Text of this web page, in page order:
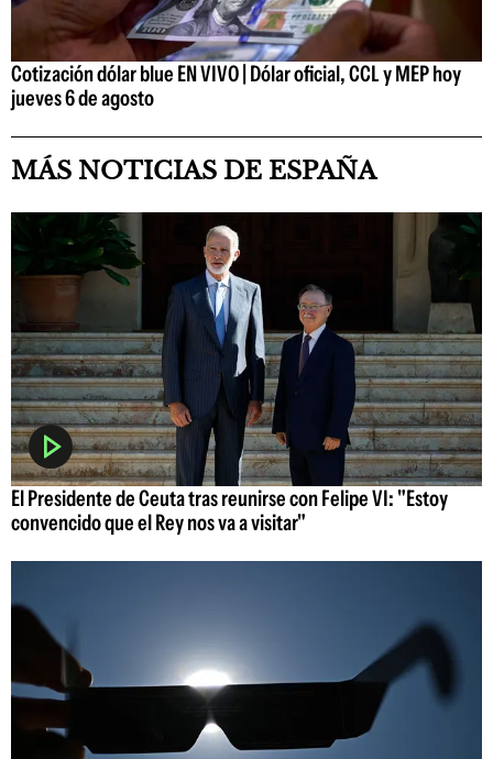
Cotización dólar blue EN VIVO | Dólar oficial, CCL y MEP hoy
jueves 6 de agosto
MÁS NOTICIAS DE ESPAÑA
El Presidente de Ceuta tras reunirse con Felipe VI: "Estoy
convencido que el Rey nos va a visitar"